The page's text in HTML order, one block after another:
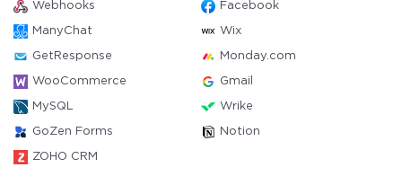
Webhooks Facebook
ManyChat Wix
GetResponse Monday.com
WooCommerce Gmail
MySQL Wrike
GoZen Forms Notion
ZOHO CRM